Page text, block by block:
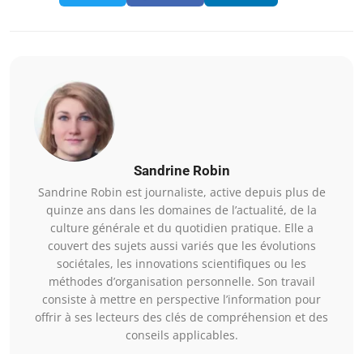
Sandrine Robin
Sandrine Robin est journaliste, active depuis plus de
quinze ans dans les domaines de l’actualité, de la
culture générale et du quotidien pratique. Elle a
couvert des sujets aussi variés que les évolutions
sociétales, les innovations scientifiques ou les
méthodes d’organisation personnelle. Son travail
consiste à mettre en perspective l’information pour
offrir à ses lecteurs des clés de compréhension et des
conseils applicables.